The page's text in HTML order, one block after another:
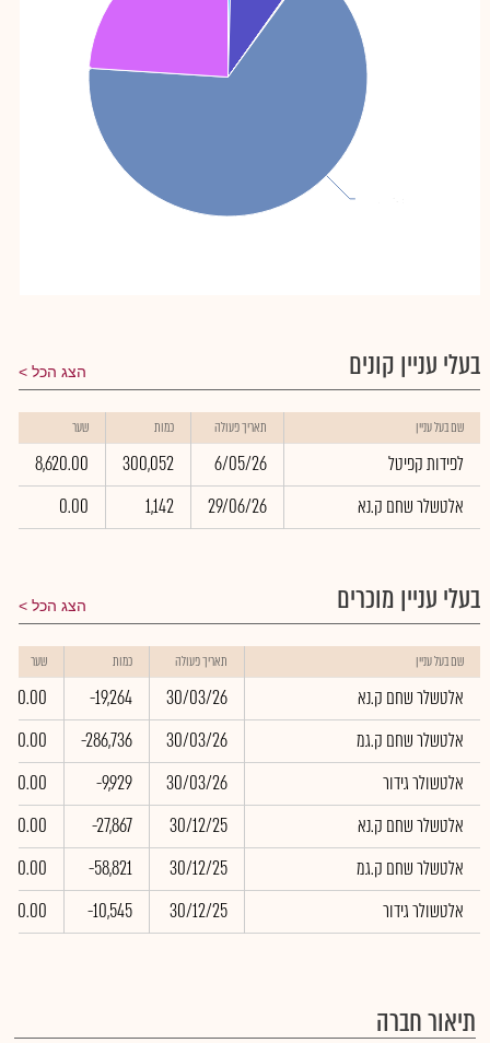
בעלי עניין קונים הצג הכל
שם בעל עניין תאריך פעולה כמות שער
לפידות קפיטל 6/05/26
300,052
8,620.00
אלטשלר שחם ק.נא
29/06/26
1,142
0.00
בעלי עניין מוכרים הצג הכל
שם בעל עניין תאריך פעולה כמות שער
אלטשלר שחם ק.נא 30/03/26
-19,264
0.00
אלטשלר שחם ק.גמ
30/03/26
-286,736
0.00
אלטשולר גידור
30/03/26
-9,929
0.00
אלטשלר שחם ק.נא
30/12/25
-27,867
0.00
אלטשלר שחם ק.גמ
30/12/25
-58,821
0.00
אלטשולר גידור
30/12/25
-10,545
0.00
תיאור חברה